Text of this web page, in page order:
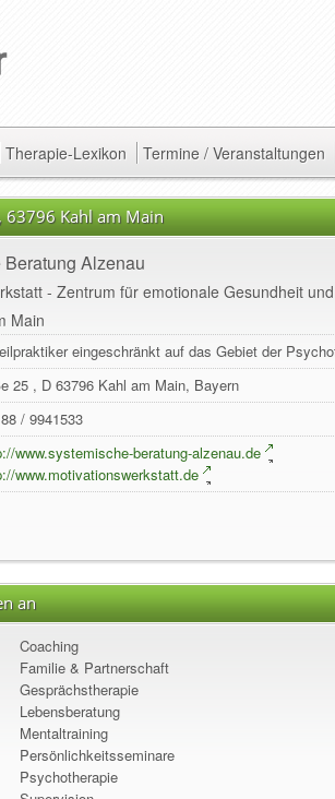
Therapie-Lexikon Termine / Veranstaltungen
63796 Kahl am Main
Alzenau
- Zentrum für emotionale Gesundheit
Main
eingeschränkt auf das Gebiet der
25 , D 63796 Kahl am Main, Bayern
/ 9941533
www.systemische-beratung-alzenau.de
www.motivationswerkstatt.de
an
Coaching
Familie & Partnerschaft
Gesprächstherapie
Lebensberatung
Mentaltraining
Persönlichkeitsseminare
Psychotherapie